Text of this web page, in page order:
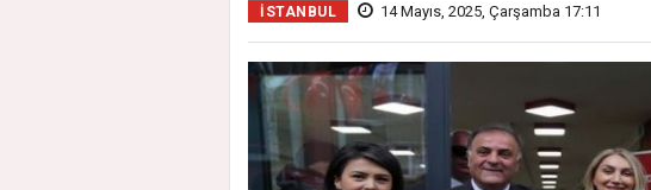
İSTANBUL 14 Mayıs, 2025, Çarşamba 17:11